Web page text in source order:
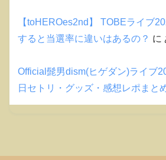
【toHEROes2nd】 TOBEライブ
すると当選率に違いはあるの？ に
Official髭男dism(ヒゲダン)ライブ
日セトリ・グッズ・感想レポまと